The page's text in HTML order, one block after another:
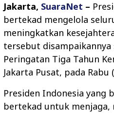
Jakarta, SuaraNet –
bertekad mengelola
meningkatkan
tersebut
Peringatan Tiga Tahun
Jakarta Pusat, pada Rabu
Presiden Indonesia yang
bertekad untuk menjaga,